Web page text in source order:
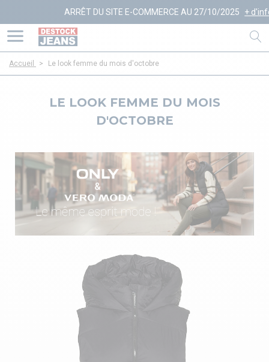
ARRÊT DU SITE E-COMMERCE AU 27/10/2025 + d'infos
Accueil > Le look femme du mois d'octobre
LE LOOK FEMME DU MOIS
D'OCTOBRE